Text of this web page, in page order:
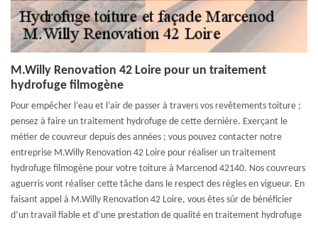
M.Willy Renovation 42 Loire pour un traitement
hydrofuge filmogène
Pour empêcher l’eau et l’air de passer à travers vos revêtements toiture ;
pensez à faire un traitement hydrofuge de cette dernière. Exerçant le
métier de couvreur depuis des années ; vous pouvez contacter notre
entreprise M.Willy Renovation 42 Loire pour réaliser un traitement
hydrofuge filmogène pour votre toiture à Marcenod 42140. Nos couvreurs
aguerris vont réaliser cette tâche dans le respect des règles en vigueur. En
faisant appel à M.Willy Renovation 42 Loire, vous êtes sûr de bénéficier
d’un travail fiable et d’une prestation de qualité en traitement hydrofuge